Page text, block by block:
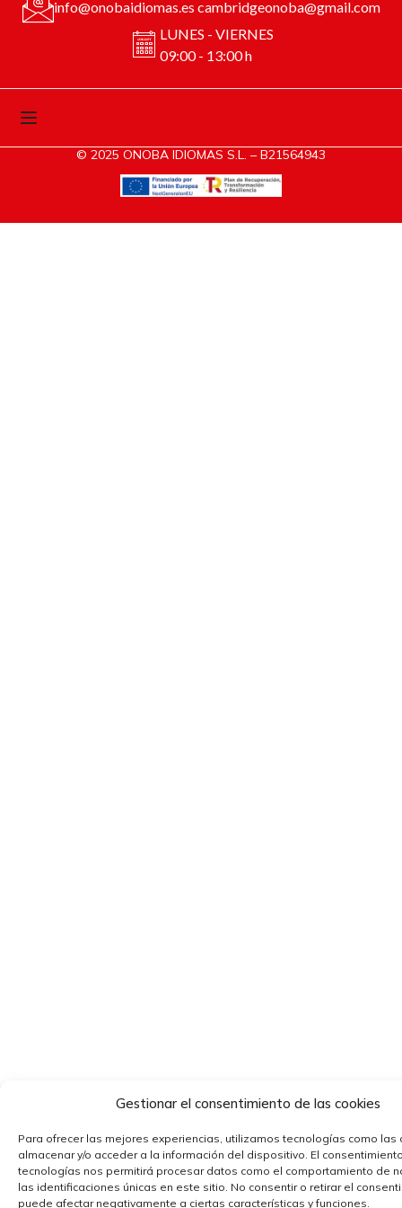
Gestionar el consentimiento de las cookies
Para ofrecer las mejores experiencias, utilizamos tecnologías como las
almacenar y/o acceder a la información del dispositivo. El
tecnologías nos permitirá procesar datos como el comportamiento de
las identificaciones únicas en este sitio. No consentir o retirar el
puede afectar negativamente a ciertas características y funciones.
info@onobaidiomas.es cambridgeonoba@gmail.com
LUNES - VIERNES
09:00 - 13:00 h
© 2025 ONOBA IDIOMAS S.L. – B21564943